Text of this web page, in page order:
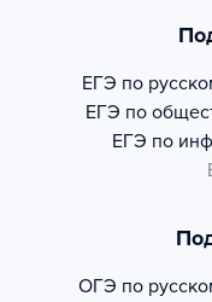
ЕГЭ по
ЕГЭ по
ЕГЭ по
ОГЭ по